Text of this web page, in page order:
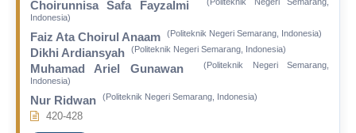
Choirunnisa Safa Fayzalmi
Indonesia)
Faiz Ata Choirul Anaam (Politeknik Negeri Semarang, Indonesia)
Dikhi Ardiansyah (Politeknik Negeri Semarang, Indonesia)
Muhamad Ariel Gunawan
(Politeknik Negeri Semarang,
Indonesia)
Nur Ridwan (Politeknik Negeri Semarang, Indonesia)
420-428